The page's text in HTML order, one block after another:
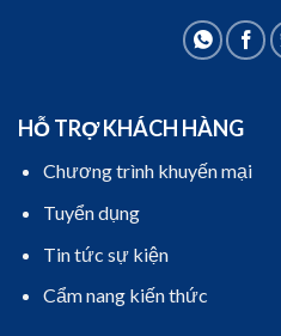
HỖ TRỢ KHÁCH HÀNG
Chương trình khuyến mại
Tuyển dụng
Tin tức sự kiện
Cẩm nang kiến thức